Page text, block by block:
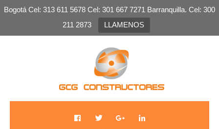
Bogotá Cel: 313 611 5678 Cel: 301 667 7271 Barranquilla. Cel: 300
211 2873
LLAMENOS
GCG Constructores
Venta de Plomo, venta de laminas de plomo, salas
plomadas, sistemas de radio protección